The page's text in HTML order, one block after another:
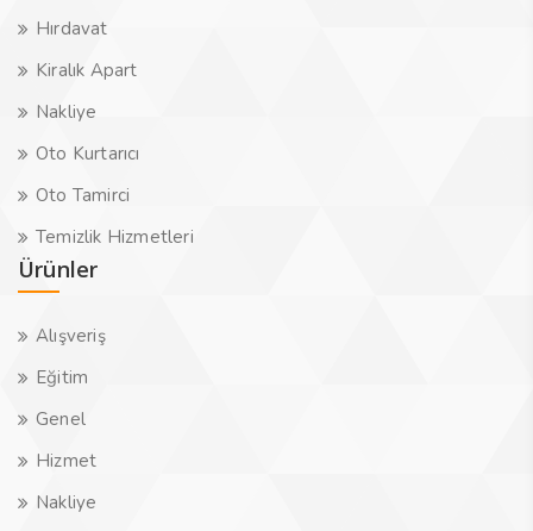
Hırdavat
Kiralık Apart
Nakliye
Oto Kurtarıcı
Oto Tamirci
Temizlik Hizmetleri
Ürünler
Alışveriş
Eğitim
Genel
Hizmet
Nakliye